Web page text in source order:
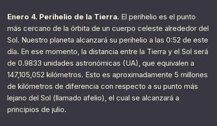
Enero 4. Perihelio de la Tierra. El perihelio es el punto
más cercano de la órbita de un cuerpo celeste alrededor del
Sol. Nuestro planeta alcanzará su perihelio a las 0:52 de este
día. En ese momento, la distancia entre la Tierra y el Sol será
de 0.9833 unidades astronómicas (UA), que equivalen a
147,105,052 kilómetros. Esto es aproximadamente 5 millones
de kilómetros de diferencia con respecto a su punto más
lejano del Sol (llamado afelio), el cual se alcanzará a
principios de julio.